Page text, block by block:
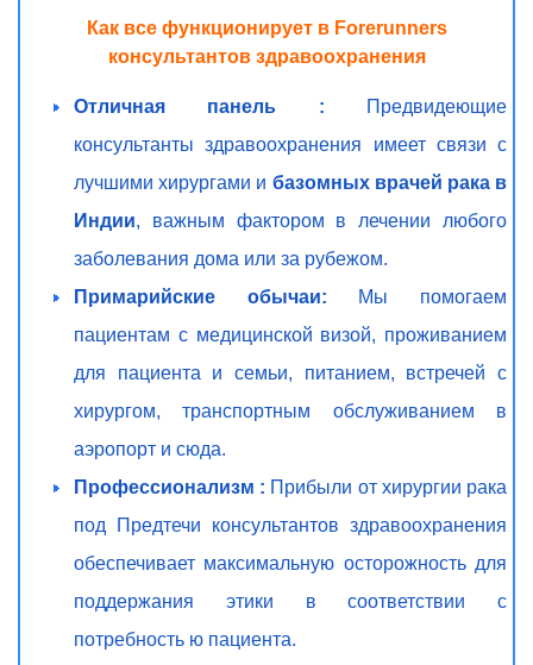
Как все функционирует в Forerunners
консультантов здравоохранения
Отличная панель :
Предвидеющие
консультанты здравоохранения имеет связи с
лучшими хирургами и базомных врачей рака в
Индии, важным фактором в лечении любого
заболевания дома или за рубежом.
Примарийские обычаи: Мы помогаем
пациентам с медицинской визой, проживанием
для пациента и семьи, питанием, встречей с
хирургом, транспортным обслуживанием в
аэропорт и сюда.
Профессионализм : Прибыли от хирургии рака
под Предтечи консультантов здравоохранения
обеспечивает максимальную осторожность для
поддержания этики в соответствии с
потребность ю пациента.